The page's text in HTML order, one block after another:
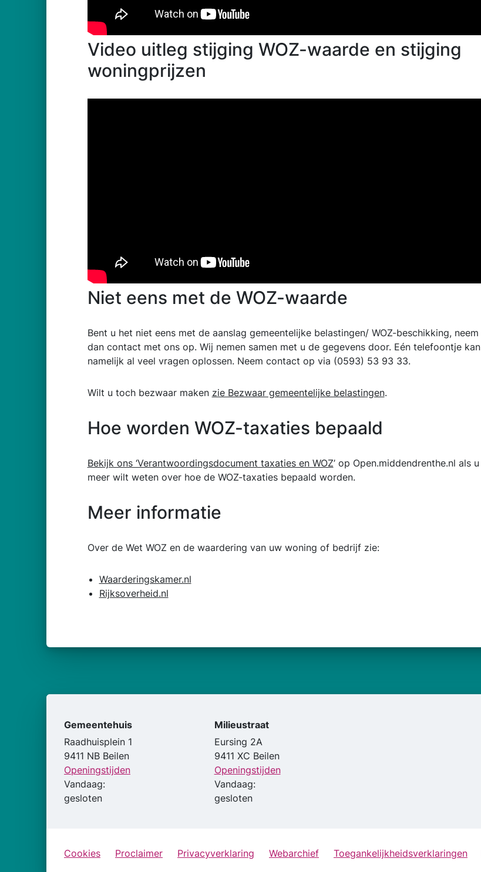
Video uitleg stijging WOZ-waarde en stijging
woningprijzen
Niet eens met de WOZ-waarde
Bent u het niet eens met de aanslag gemeentelijke belastingen/ WOZ-beschikking, neem
dan contact met ons op. Wij nemen samen met u de gegevens door. Eén telefoontje kan
namelijk al veel vragen oplossen. Neem contact op via (0593) 53 93 33.
Wilt u toch bezwaar maken zie Bezwaar gemeentelijke belastingen.
Hoe worden WOZ-taxaties bepaald
Bekijk ons ‘Verantwoordingsdocument taxaties en WOZ’ op Open.middendrenthe.nl als u
meer wilt weten over hoe de WOZ-taxaties bepaald worden.
Meer informatie
Over de Wet WOZ en de waardering van uw woning of bedrijf zie:
Waarderingskamer.nl
Rijksoverheid.nl
Gemeentehuis
Raadhuisplein 1
9411 NB Beilen
Openingstijden
Vandaag:
gesloten
Milieustraat
Eursing 2A
9411 XC Beilen
Openingstijden
Vandaag:
gesloten
Cookies Proclaimer Privacyverklaring Webarchief Toegankelijkheidsverklaringen